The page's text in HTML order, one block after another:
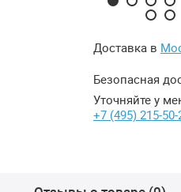
Доставка в
Безопасная
Уточняйте у
+7 (495) 215-50-